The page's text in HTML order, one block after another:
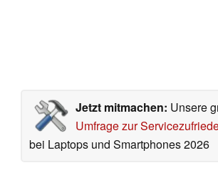
Jetzt mitmachen: Unsere
Umfrage zur
bei Laptops und Smartphones 2026